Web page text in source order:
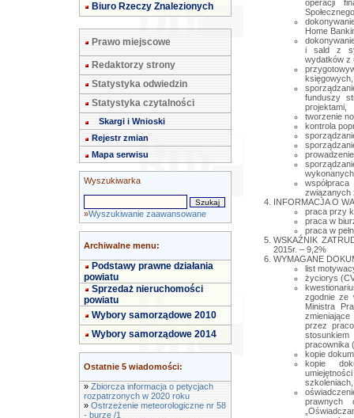
Biuro Rzeczy Znalezionych
Prawo miejscowe
Redaktorzy strony
Statystyka odwiedzin
Statystyka czytalności
Skargi i Wnioski
Rejestr zmian
Mapa serwisu
Wyszukiwarka
»Wyszukiwanie zaawansowane
Archiwalne menu:
Podstawy prawne działania
powiatu
Sprzedaż nieruchomości
powiatu
Wybory samorządowe 2010
Wybory samorządowe 2014
Ostatnie 5 wiadomości:
» Zbiorcza informacja o petycjach
rozpatrzonych w 2020 roku
» Ostrzeżenie meteorologiczne nr 58
- burze /1
operacji
Home
i sald z
wydatków z
księgowych,
funduszy
projektami,
tworzenie
kontrola
związanych
INFORMACJA O
praca przy
praca w
praca w
WSKAŹNIK
2015r. – 9,2%
WYMAGANE
list
życiorys
zgodnie ze
Ministra
przez
pracownika
kopie
kopie
prawnych